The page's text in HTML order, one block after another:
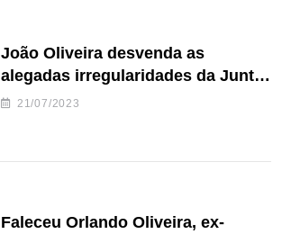
João Oliveira desvenda as
alegadas irregularidades da Junta
de Freguesia S. João de Ver
21/07/2023
Faleceu Orlando Oliveira, ex-